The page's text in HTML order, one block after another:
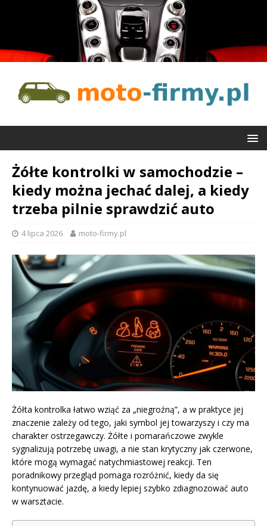
Żółte kontrolki w samochodzie –
kiedy można jechać dalej, a kiedy
trzeba pilnie sprawdzić auto
4 lipca 2026 moto-firmy.pl
Żółta kontrolka łatwo wziąć za „niegroźną”, a w praktyce jej
znaczenie zależy od tego, jaki symbol jej towarzyszy i czy ma
charakter ostrzegawczy. Żółte i pomarańczowe zwykle
sygnalizują potrzebę uwagi, a nie stan krytyczny jak czerwone,
które mogą wymagać natychmiastowej reakcji. Ten
poradnikowy przegląd pomaga rozróżnić, kiedy da się
kontynuować jazdę, a kiedy lepiej szybko zdiagnozować auto
w warsztacie.